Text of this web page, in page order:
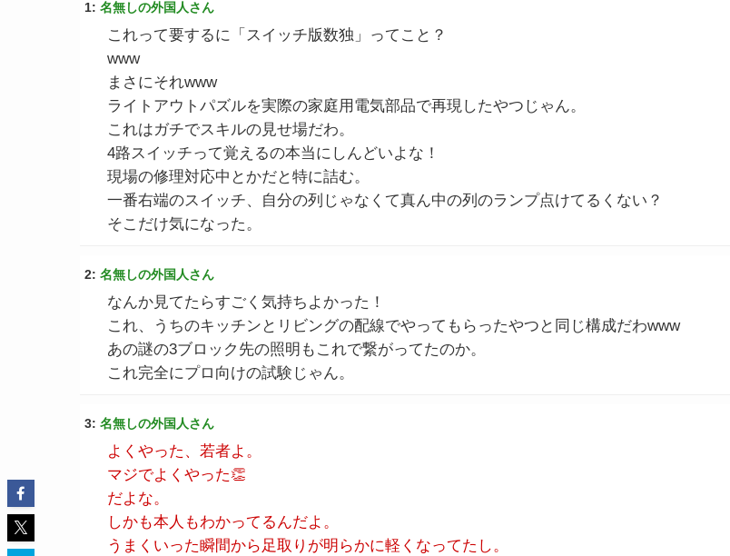
1: 名無しの外国人さん
これって要するに「スイッチ版数独」ってこと？
www
まさにそれwww
ライトアウトパズルを実際の家庭用電気部品で再現したやつじゃん。
これはガチでスキルの見せ場だわ。
4路スイッチって覚えるの本当にしんどいよな！
現場の修理対応中とかだと特に詰む。
一番右端のスイッチ、自分の列じゃなくて真ん中の列のランプ点けてるくない？
そこだけ気になった。
2: 名無しの外国人さん
なんか見てたらすごく気持ちよかった！
これ、うちのキッチンとリビングの配線でやってもらったやつと同じ構成だわwww
あの謎の3ブロック先の照明もこれで繋がってたのか。
これ完全にプロ向けの試験じゃん。
3: 名無しの外国人さん
よくやった、若者よ。
マジでよくやった👏
だよな。
しかも本人もわかってるんだよ。
うまくいった瞬間から足取りが明らかに軽くなってたし。